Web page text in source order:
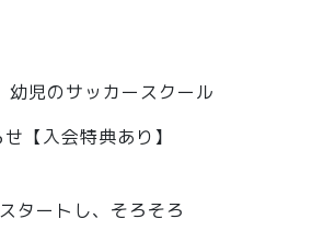
幼児のサッカースクール
【入会特典あり】
タートし、そろそろ